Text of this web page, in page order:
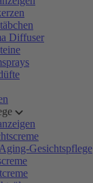
Diffuser
Gesichtspflege